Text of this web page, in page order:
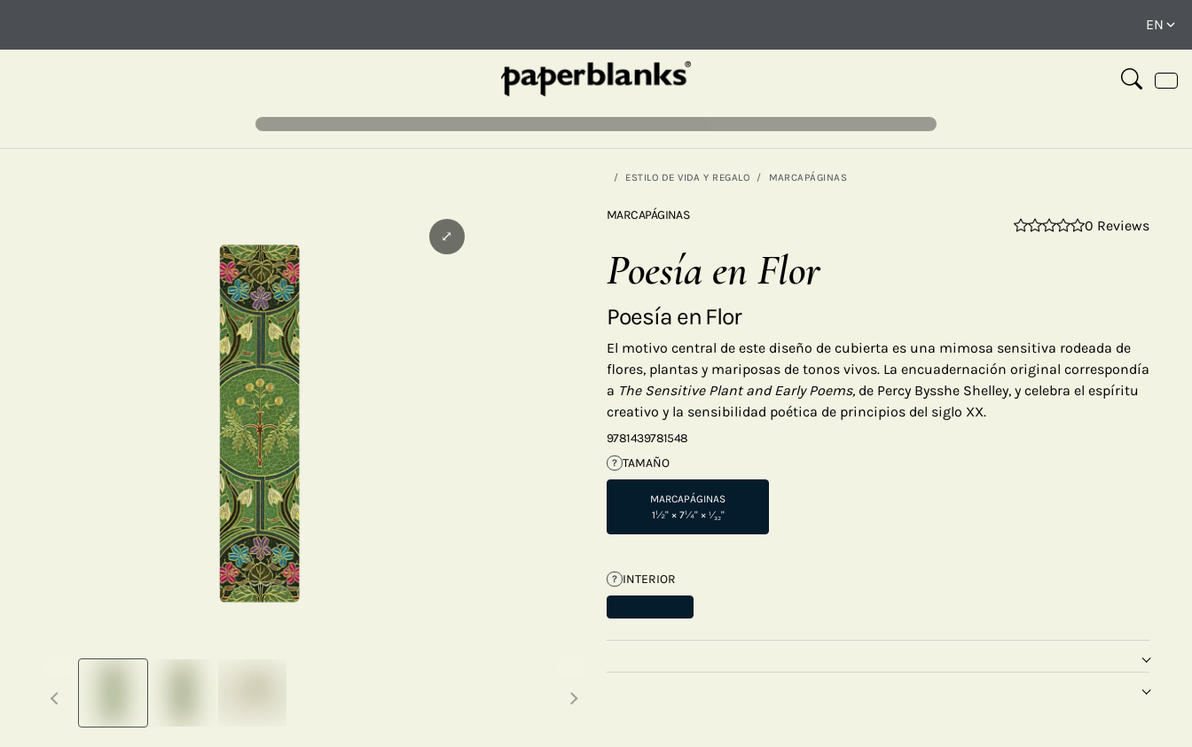
ESTILO DE VIDA Y REGALO MARCAPÁGINAS
Next thumbnails
⤢
MARCAPÁGINAS
0 Reviews
Poesía en Flor
Poesía en Flor
El motivo central de este diseño de cubierta es una mimosa sensitiva rodeada de
flores, plantas y mariposas de tonos vivos. La encuadernación original correspondía
a The Sensitive Plant and Early Poems, de Percy Bysshe Shelley, y celebra el espíritu
creativo y la sensibilidad poética de principios del siglo XX.
9781439781548
? TAMAÑO
MARCAPÁGINAS
1½" × 7¼" × ¹⁄₃₂"
? INTERIOR